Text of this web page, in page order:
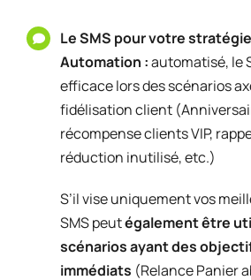
Le SMS pour votre
Automation :automatisé, le
efficace lors des scénarios
fidélisation client
récompense clients VIP,
réduction inutilisé, etc.)
S’il vise uniquement vos
SMS peutégalement être
scénarios ayant des
immédiats (Relance Panier